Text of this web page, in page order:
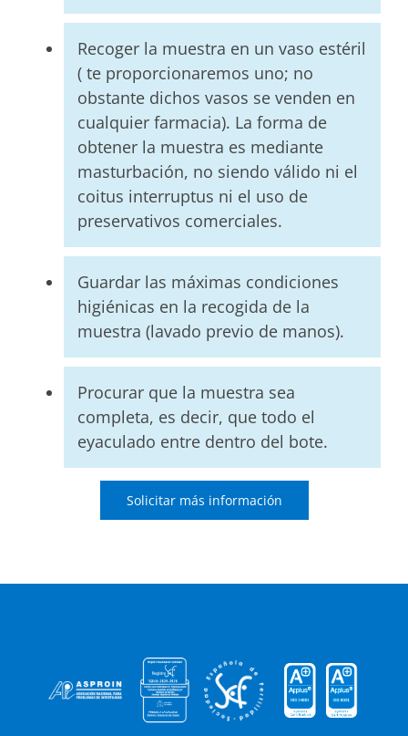
Recoger la muestra en un vaso estéril
( te proporcionaremos uno; no
obstante dichos vasos se venden en
cualquier farmacia). La forma de
obtener la muestra es mediante
masturbación, no siendo válido ni el
coitus interruptus ni el uso de
preservativos comerciales.
Guardar las máximas condiciones
higiénicas en la recogida de la
muestra (lavado previo de manos).
Procurar que la muestra sea
completa, es decir, que todo el
eyaculado entre dentro del bote.
Solicitar más información